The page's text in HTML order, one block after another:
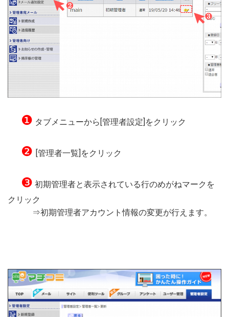
❶ タブメニューから[管理者設定]をクリック
❷ [管理者一覧]をクリック
❸ 初期管理者と表示されている行のめがねマークを
クリック
⇒初期管理者アカウント情報の変更が行えます。